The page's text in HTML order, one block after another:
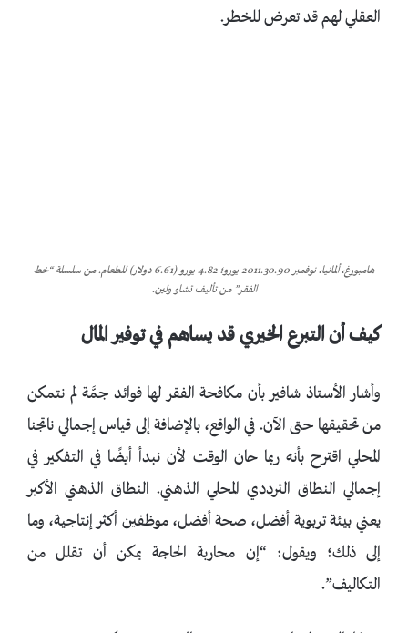
العقلي لهم قد تعرض للخطر.
هامبورغ، ألمانيا، نوفمبر 2011.30.90 يورو؛ 4.82 يورو (6.61 دولار) للطعام. من سلسلة “خط
الفقر” من تأليف تشاو ولين.
كيف أن التبرع الخيري قد يساهم في توفير المال
وأشار الأستاذ شافير بأن مكافحة الفقر لها فوائد جمَّة لم نتمكن
من تحقيقها حتى الآن. في الواقع، بالإضافة إلى قياس إجمالي ناتجنا
المحلي اقترح بأنه ربما حان الوقت لأن نبدأ أيضًا في التفكير في
إجمالي النطاق الترددي المحلي الذهني. النطاق الذهني الأكبر
يعني بيئة تربوية أفضل، صحة أفضل، موظفين أكثر إنتاجية، وما
إلى ذلك؛ ويقول: “إن محاربة الحاجة يمكن أن تقلل من
التكاليف”.